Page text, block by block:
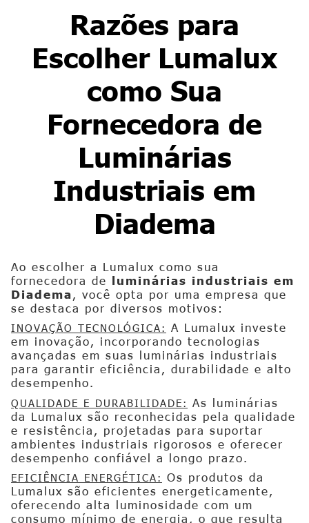
Razões para
Escolher Lumalux
como Sua
Fornecedora de
Luminárias
Industriais em
Diadema
Ao escolher a Lumalux como sua
fornecedora de luminárias industriais em
Diadema, você opta por uma empresa que
se destaca por diversos motivos:
INOVAÇÃO TECNOLÓGICA: A Lumalux investe
em inovação, incorporando tecnologias
avançadas em suas luminárias industriais
para garantir eficiência, durabilidade e alto
desempenho.
QUALIDADE E DURABILIDADE: As luminárias
da Lumalux são reconhecidas pela qualidade
e resistência, projetadas para suportar
ambientes industriais rigorosos e oferecer
desempenho confiável a longo prazo.
EFICIÊNCIA ENERGÉTICA: Os produtos da
Lumalux são eficientes energeticamente,
oferecendo alta luminosidade com um
consumo mínimo de energia, o que resulta